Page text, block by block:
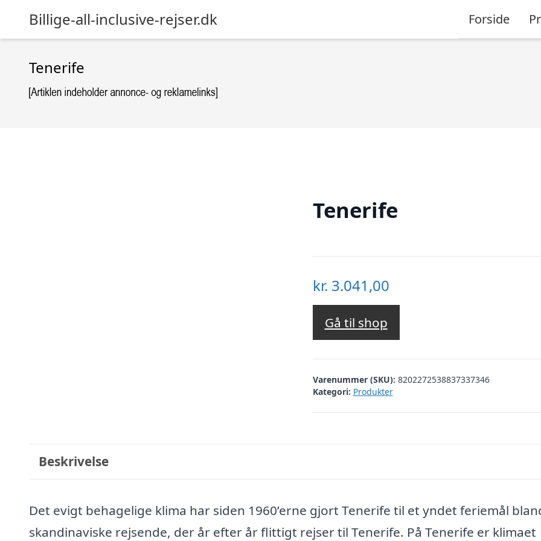
Billige-all-inclusive-rejser.dk Forside
Tenerife
Tenerife
kr. 3.041,00
Gå til shop
Varenummer (SKU): 8202272538837337346
Kategori: Produkter
Beskrivelse
Det evigt behagelige klima har siden 1960’erne gjort Tenerife til et yndet feriemål
skandinaviske rejsende, der år efter år flittigt rejser til Tenerife. På Tenerife er klimaet